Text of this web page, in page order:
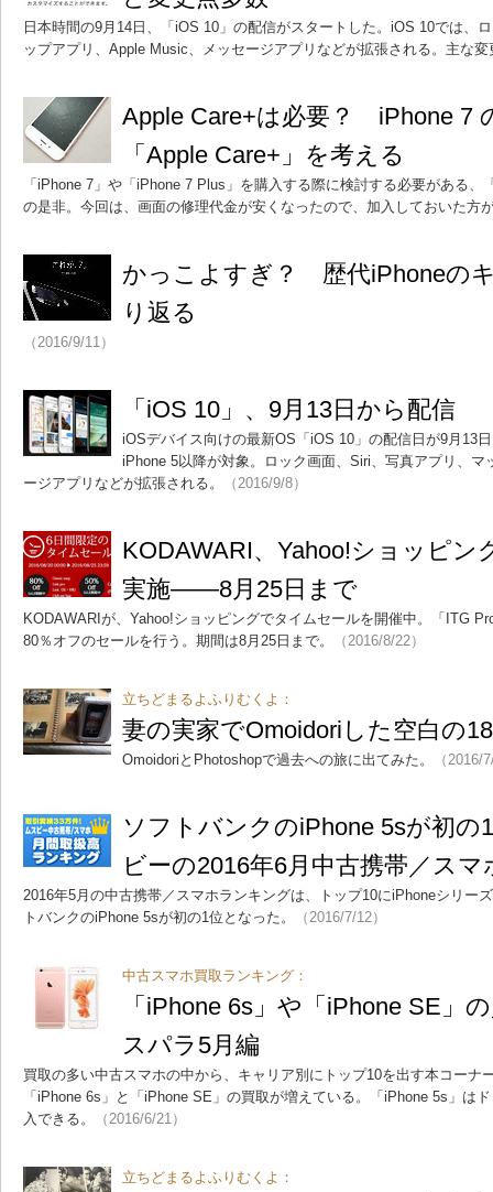
日本時間の9月14日、「iOS 10」の配信がスタートした。iOS 10では、
ップアプリ、Apple Music、メッセージアプリなどが拡張される。主な
Apple Care+は必要？ iPhone 7
「Apple Care+」を考える
「iPhone 7」や「iPhone 7 Plus」を購入する際に検討する必要がある
の是非。今回は、画面の修理代金が安くなったので、加入しておいた方
かっこよすぎ？ 歴代iPhoneの
り返る
（2016/9/11）
「iOS 10」、9月13日から配信
iOSデバイス向けの最新OS「iOS 10」の配信日が9月13
iPhone 5以降が対象。ロック画面、Siri、写真アプリ、
ージアプリなどが拡張される。
（2016/9/8）
KODAWARI、Yahoo!ショッピン
実施――8月25日まで
KODAWARIが、Yahoo!ショッピングでタイムセールを開催中。「ITG
80％オフのセールを行う。期間は8月25日まで。
（2016/8/22）
立ちどまるよふりむくよ：
妻の実家でOmoidoriした空白の
OmoidoriとPhotoshopで過去への旅に出てみた。 （2016/
ソフトバンクのiPhone 5sが初
ビーの2016年6月中古携帯／ス
2016年5月の中古携帯／スマホランキングは、トップ10にiPhoneシリー
トバンクのiPhone 5sが初の1位となった。
（2016/7/12）
中古スマホ買取ランキング：
「iPhone 6s」や「iPhone SE
スパラ5月編
買取の多い中古スマホの中から、キャリア別にトップ10を出す本コーナ
「iPhone 6s」と「iPhone SE」の買取が増えている。「iPhone 5s」は
入できる。
（2016/6/21）
立ちどまるよふりむくよ：